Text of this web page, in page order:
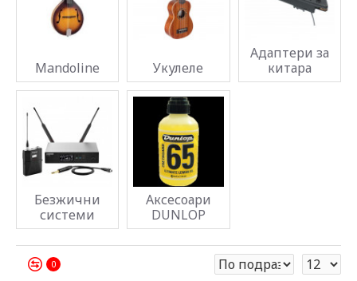
Mandoline Укулеле
Адаптери за
китара
Безжични
системи
Аксесоари
DUNLOP
0